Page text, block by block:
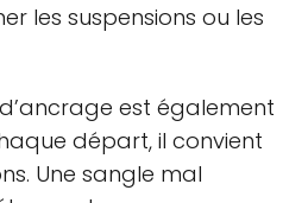
les suspensions ou les
est également
départ, il convient
Une sangle mal